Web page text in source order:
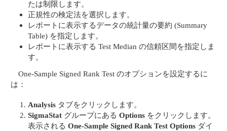
たは制限します。
正規性の検定法を選択します。
レポートに表示するデータの統計量の要約 (Summary
Table) を指定します。
レポートに表示する Test Median の信頼区間を指定しま
す。
One-Sample Signed Rank Test のオプションを設定するに
は：
Analysis タブをクリックします。
SigmaStat グループにある Options をクリックします。
表示される One-Sample Signed Rank Test Options ダイ